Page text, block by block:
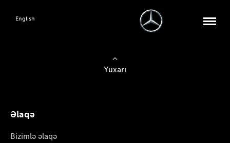
English
Yuxarı
Əlaqə
Bizimlə əlaqə